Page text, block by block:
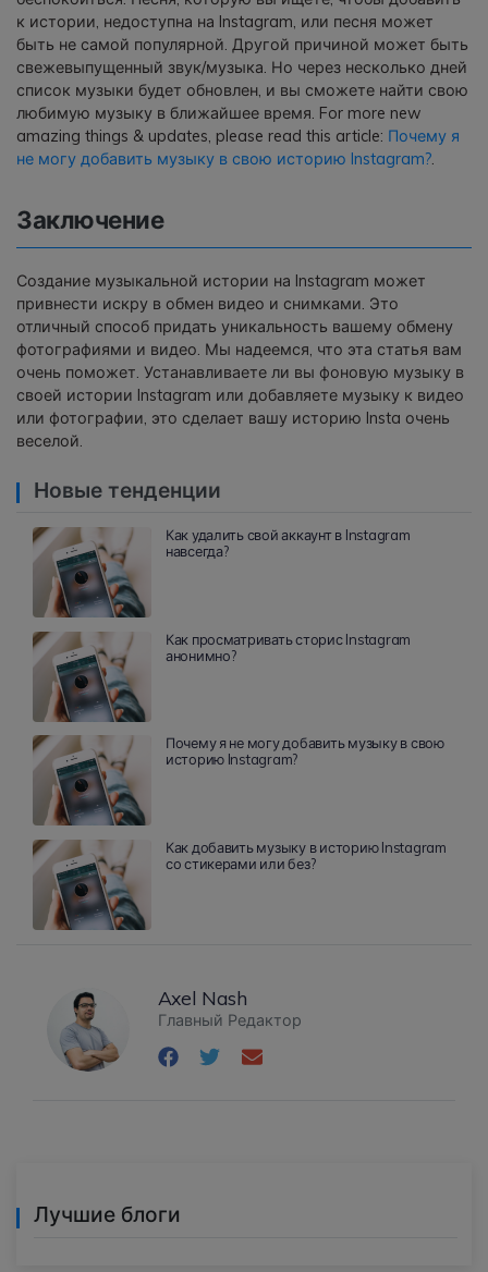
к истории, недоступна на Instagram, или песня может
быть не самой популярной. Другой причиной может быть
свежевыпущенный звук/музыка. Но через несколько дней
список музыки будет обновлен, и вы сможете найти свою
любимую музыку в ближайшее время. For more new
amazing things & updates, please read this article: Почему я
не могу добавить музыку в свою историю Instagram?
Заключение
Создание музыкальной истории на Instagram может
привнести искру в обмен видео и снимками. Это
отличный способ придать уникальность вашему обмену
фотографиями и видео. Мы надеемся, что эта статья вам
очень поможет. Устанавливаете ли вы фоновую музыку в
своей истории Instagram или добавляете музыку к видео
или фотографии, это сделает вашу историю Insta очень
веселой.
Новые тенденции
Как удалить свой аккаунт в Instagram
навсегда?
Как просматривать сторис Instagram
анонимно?
Почему я не могу добавить музыку в свою
историю Instagram?
Как добавить музыку в историю Instagram
со стикерами или без?
Axel Nash
Главный Редактор
Лучшие блоги